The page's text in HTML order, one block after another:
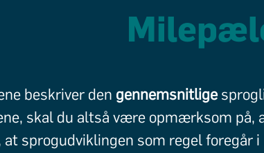
beskriver den gennemsnitlige
skal du altså være opmærksom på,
at sprogudviklingen som regel foregår